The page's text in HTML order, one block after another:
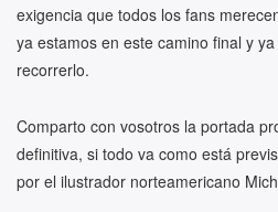
exigencia que todos los fans
ya estamos en este camino final y
recorrerlo.
Comparto con vosotros la portada
definitiva, si todo va como está
por el ilustrador norteamericano